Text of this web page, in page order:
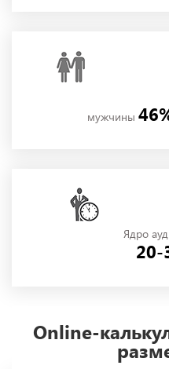
мужчины
Ядро
20-
Online-